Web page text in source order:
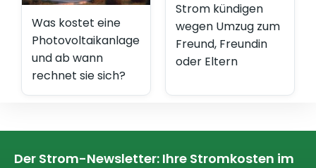
Was kostet eine
Photovoltaikanlage
und ab wann
rechnet sie sich?
Strom kündigen
wegen Umzug zum
Freund, Freundin
oder Eltern
Der Strom-Newsletter: Ihre Stromkosten im